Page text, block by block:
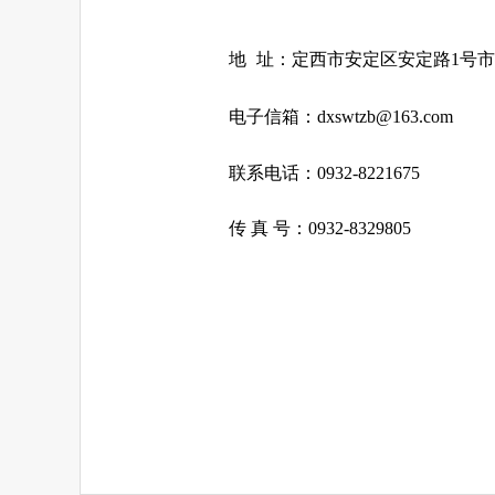
地 址：定西市安定区安定路1号
电子信箱： dxswtzb@163.com
联系电话：0932-8221675
传 真 号：0932-8329805